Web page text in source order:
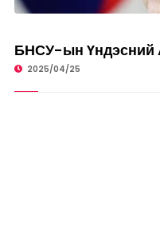
БНСУ-ын Үндэсний
2025/04/25